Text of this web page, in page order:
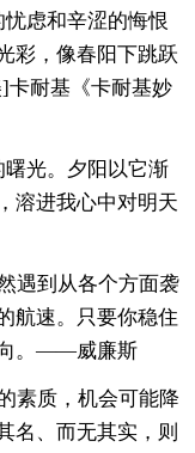
虑和辛涩的悔恨
彩，像春阳下跳跃
卡耐基《卡耐基妙
光。夕阳以它渐
溶进我心中对明天
遇到从各个方面袭
航速。只要你稳住
向。——威廉斯
素质，机会可能降
名、而无其实，则